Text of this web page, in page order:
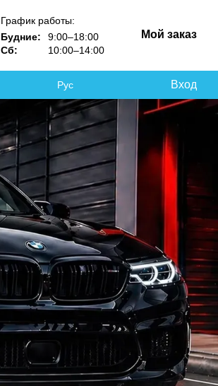
График работы:
Будние:
9:00–18:00
Сб:
10:00–14:00
Мой заказ
Рус Вход